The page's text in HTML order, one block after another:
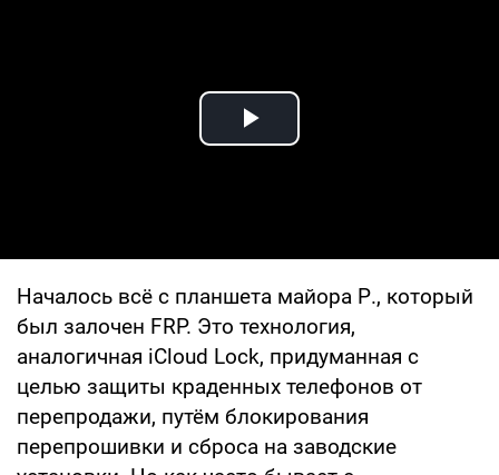
Play Video
Началось всё с планшета майора Р., который
был залочен FRP. Это технология,
аналогичная iCloud Lock, придуманная с
целью защиты краденных телефонов от
перепродажи, путём блокирования
перепрошивки и сброса на заводские